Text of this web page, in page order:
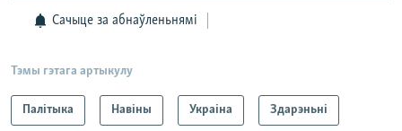
Сачыце за абнаўленьнямі
Тэмы гэтага артыкулу
Палітыка Навіны Украіна Здарэньні